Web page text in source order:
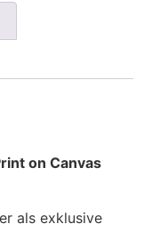
on Canvas
als exklusive